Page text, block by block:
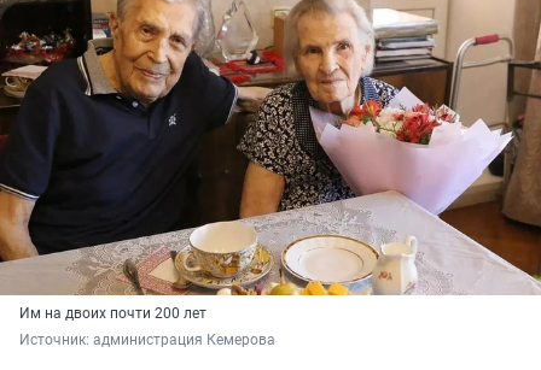
Им на двоих почти 200 лет
Источник: администрация Кемерова